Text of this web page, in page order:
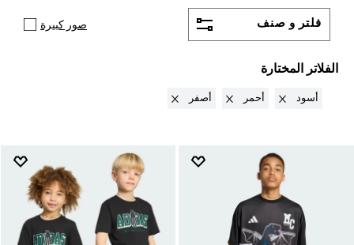
فلتر و صنف صور كبيرة
الفلاتر المختارة
أسود Remove filter Currently Refined by ألوان: أسود
أحمر Remove filter Currently Refined by ألوان: أحمر
أصفر Remove filter Currently Refined by ألوان: أصفر